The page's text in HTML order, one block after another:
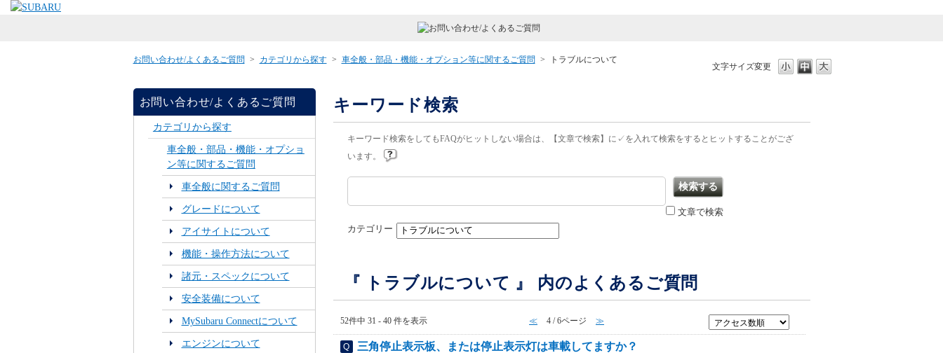
文字サイズ変更
お問い合わせ/よくあるご質問 > カテゴリから探す > 車全般・部品・機能・オプション等に関するご質問 > トラブルについて
お問い合わせ/よくあるご質問
カテゴリから探す
車全般・部品・機能・オプショ
ン等に関するご質問
車全般に関するご質問
グレードについて
アイサイトについて
機能・操作方法について
諸元・スペックについて
安全装備について
MySubaru Connectについて
エンジンについて
キーワード検索
キーワード検索をしてもFAQがヒットしない場合は、【文章で検索】に✓を入れて検索をするとヒットすることがござ
います。
文章で検索
カテゴリー
『 トラブルについて 』 内のよくあるご質問
52件中 31 - 40 件を表示 ≪ 4 / 6ページ ≫
三角停止表示板、または停止表示灯は車載してますか？